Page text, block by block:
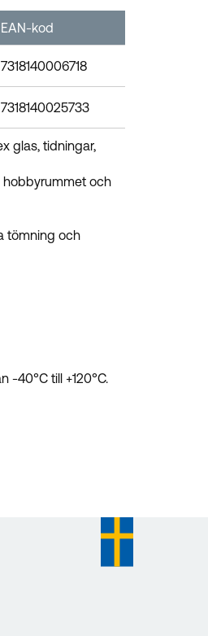
EAN-kod
7318140006718
7318140025733
glas, tidningar,
hobbyrummet och
tömning och
40°C till +120°C.